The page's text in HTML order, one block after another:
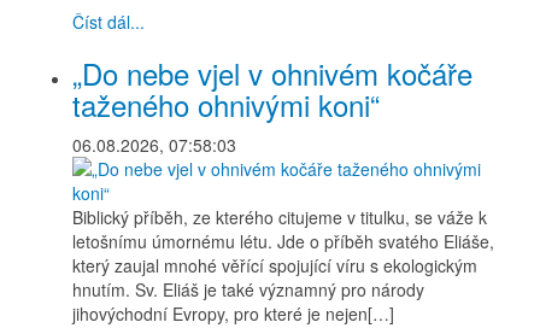
Číst dál...
„Do nebe vjel v ohnivém kočáře
taženého ohnivými koni“
06.08.2026, 07:58:03
Biblický příběh, ze kterého citujeme v titulku, se váže k
letošnímu úmornému létu. Jde o příběh svatého Eliáše,
který zaujal mnohé věřící spojující víru s ekologickým
hnutím. Sv. Eliáš je také významný pro národy
jihovýchodní Evropy, pro které je nejen[…]